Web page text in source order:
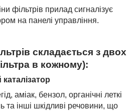
фільтрів прилад сигналізує
на панелі управління.
складається з двох
в кожному):
аміак, бензол, органічні леткі
та інші шкідливі речовини, що